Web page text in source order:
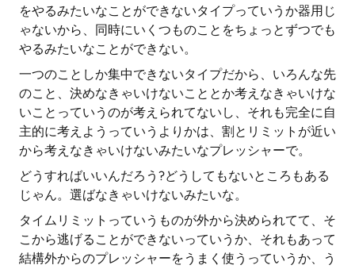
をやるみたいなことができないタイプっていうか器用じ
ゃないから、同時にいくつものことをちょっとずつでも
やるみたいなことができない。
一つのことしか集中できないタイプだから、いろんな先
のこと、決めなきゃいけないこととか考えなきゃいけな
いことっていうのが考えられてないし、それも完全に自
主的に考えようっていうよりかは、割とリミットが近い
から考えなきゃいけないみたいなプレッシャーで。
どうすればいいんだろう?どうしてもないところもある
じゃん。選ばなきゃいけないみたいな。
タイムリミットっていうものが外から決められてて、そ
こから逃げることができないっていうか、それもあって
結構外からのプレッシャーをうまく使うっていうか、う